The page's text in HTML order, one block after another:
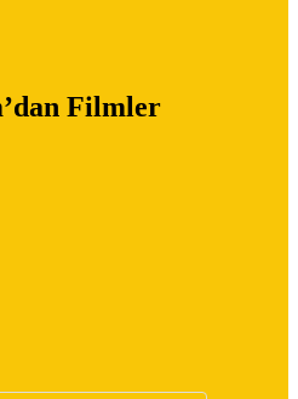
Filmler